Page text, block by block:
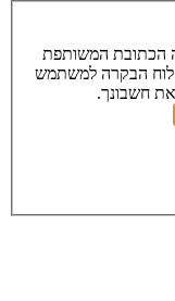
הכתובת המשותפת
לוח הבקרה למשתמש
חשבונך.